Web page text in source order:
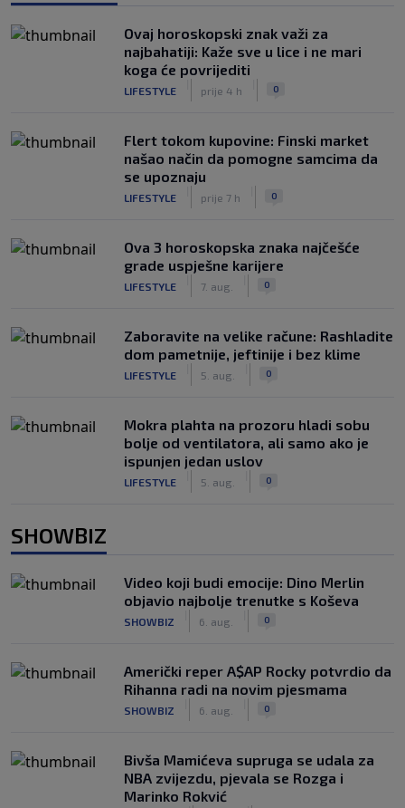
Ovaj horoskopski znak važi za
najbahatiji: Kaže sve u lice i ne mari
koga će povrijediti
LIFESTYLE prije 4 h 0
Flert tokom kupovine: Finski market
našao način da pomogne samcima da
se upoznaju
LIFESTYLE prije 7 h 0
Ova 3 horoskopska znaka najčešće
grade uspješne karijere
LIFESTYLE 7. aug. 0
Zaboravite na velike račune: Rashladite
dom pametnije, jeftinije i bez klime
LIFESTYLE 5. aug. 0
Mokra plahta na prozoru hladi sobu
bolje od ventilatora, ali samo ako je
ispunjen jedan uslov
LIFESTYLE 5. aug. 0
SHOWBIZ
Video koji budi emocije: Dino Merlin
objavio najbolje trenutke s Koševa
SHOWBIZ 6. aug. 0
Američki reper A$AP Rocky potvrdio da
Rihanna radi na novim pjesmama
SHOWBIZ 6. aug. 0
Bivša Mamićeva supruga se udala za
NBA zvijezdu, pjevala se Rozga i
Marinko Rokvić